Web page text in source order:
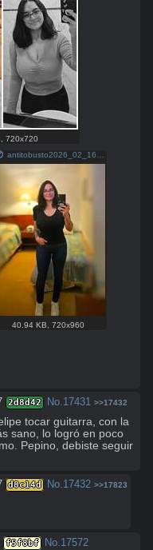
,720x720
40.94 KB 720x960
2d8d42 No.17431 >>17432
tocar guitarra, con la
sano, lo logró en poco
Pepino, debiste seguir
d8c14d No.17432 >>17823
f5f8bf No.17572